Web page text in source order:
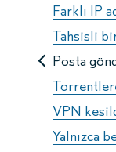
Farklı IP
Tahsisli
Posta
VPN
Yalnızca